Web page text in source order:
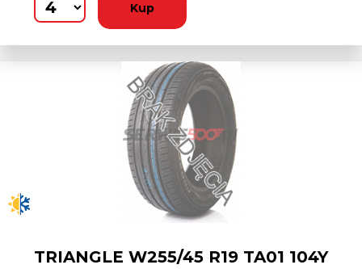
Kup
TRIANGLE W255/45 R19 TA01 104Y